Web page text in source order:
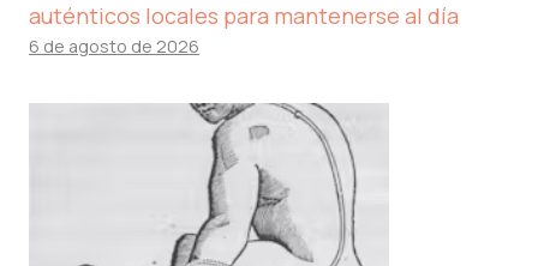
auténticos locales para mantenerse al día
6 de agosto de 2026